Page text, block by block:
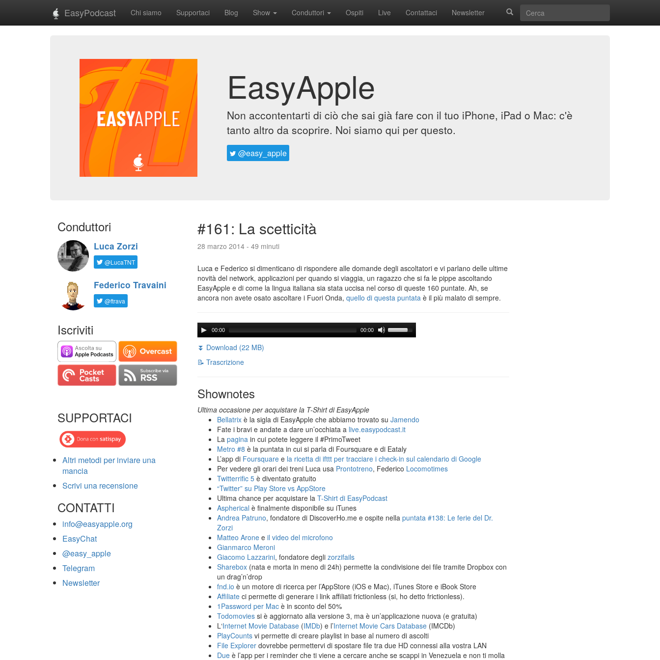
EasyPodcast Chi siamo Supportaci Blog Show Conduttori Ospiti Live Contattaci Newsletter
EasyApple
Non accontentarti di ciò che sai già fare con il tuo iPhone, iPad o Mac: c'è
tanto altro da scoprire. Noi siamo qui per questo.
@easy_apple
Conduttori
Luca Zorzi
@LucaTNT
Federico Travaini
@ftrava
Iscriviti
SUPPORTACI
Altri metodi per inviare una
mancia
Scrivi una recensione
CONTATTI
info@easyapple.org
EasyChat
@easy_apple
Telegram
Newsletter
#161: La scetticità
28 marzo 2014 - 49 minuti
Luca e Federico si dimenticano di rispondere alle domande degli ascoltatori e vi parlano delle ultime
novità del network, applicazioni per quando si viaggia, un ragazzo che si fa le pippe ascoltando
EasyApple e di come la lingua italiana sia stata uccisa nel corso di queste 160 puntate. Ah, se
ancora non avete osato ascoltare i Fuori Onda, quello di questa puntata è il più malato di sempre.
00:00 00:00
⏬ Download (22 MB)
📝 Trascrizione
Shownotes
Ultima occasione per acquistare la T-Shirt di EasyApple
Bellatrix è la sigla di EasyApple che abbiamo trovato su Jamendo
Fate i bravi e andate a dare un’occhiata a live.easypodcast.it
La pagina in cui potete leggere il #PrimoTweet
Metro #8 è la puntata in cui si parla di Foursquare e di Eataly
L’app di Foursquare e la ricetta di ifttt per tracciare i check-in sul calendario di Google
Per vedere gli orari dei treni Luca usa Prontotreno, Federico Locomotimes
Twitterrific 5 è diventato gratuito
“Twitter” su Play Store vs AppStore
Ultima chance per acquistare la T-Shirt di EasyPodcast
Aspherical è finalmente disponibile su iTunes
Andrea Patruno, fondatore di DiscoverHo.me e ospite nella puntata #138: Le ferie del Dr.
Zorzi
Matteo Arone e il video del microfono
Gianmarco Meroni
Giacomo Lazzarini, fondatore degli zorzifails
Sharebox (nata e morta in meno di 24h) permette la condivisione dei file tramite Dropbox con
un drag’n’drop
fnd.io è un motore di ricerca per l’AppStore (iOS e Mac), iTunes Store e iBook Store
Affiliate ci permette di generare i link affiliati frictionless (si, ho detto frictionless).
1Password per Mac è in sconto del 50%
Todomovies si è aggiornato alla versione 3, ma è un’applicazione nuova (e gratuita)
L‘Internet Movie Database (IMDb) e l’Internet Movie Cars Database (IMCDb)
PlayCounts vi permette di creare playlist in base al numero di ascolti
File Explorer dovrebbe permettervi di spostare file tra due HD connessi alla vostra LAN
Due è l’app per i reminder che ti viene a cercare anche se scappi in Venezuela e non ti molla